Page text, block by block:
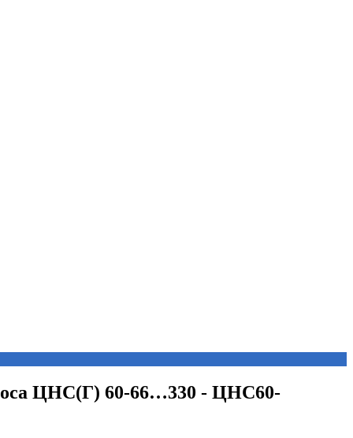
ЦНС(Г) 60-66…330 - ЦНС60-